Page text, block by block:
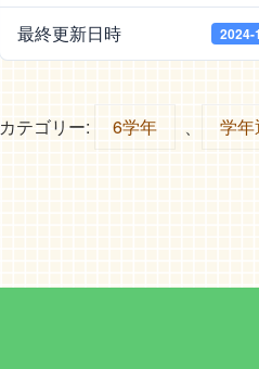
最終更新日時 2024-
カテゴリー: 6学年 、 学